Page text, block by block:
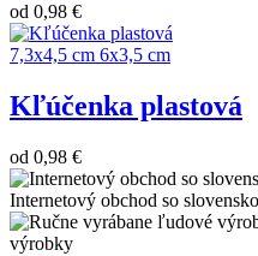
od 0,98 €
7,3x4,5 cm 6x3,5 cm
Kľúčenka plastová
od 0,98 €
Internetový obchod so
výrobky